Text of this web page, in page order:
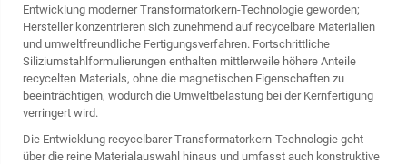
Entwicklung moderner Transformatorkern-Technologie geworden;
Hersteller konzentrieren sich zunehmend auf recycelbare Materialien
und umweltfreundliche Fertigungsverfahren. Fortschrittliche
Siliziumstahlformulierungen enthalten mittlerweile höhere Anteile
recycelten Materials, ohne die magnetischen Eigenschaften zu
beeinträchtigen, wodurch die Umweltbelastung bei der Kernfertigung
verringert wird.
Die Entwicklung recycelbarer Transformatorkern-Technologie geht
über die reine Materialauswahl hinaus und umfasst auch konstruktive